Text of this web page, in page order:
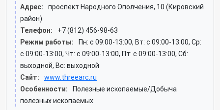
Адрес:
проспект Народного Ополчения, 10 (Кировский
район)
Телефон:
+7 (812) 456-98-63
Режим работы:
Пн: c 09:00-13:00, Вт: c 09:00-13:00, Ср:
c 09:00-13:00, Чт: c 09:00-13:00, Пт: c 09:00-13:00, Сб:
выходной, Вс: выходной
Сайт:
www.threearc.ru
Особенности:
Полезные ископаемые/Добыча
полезных ископаемых